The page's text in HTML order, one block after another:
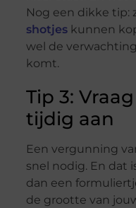
Nog een dikke tip:
shotjeskunnen
wel de
komt.
Tip 3:
tijdig aan
Een vergunning
snel nodig. En dat
dan een
de grootte van